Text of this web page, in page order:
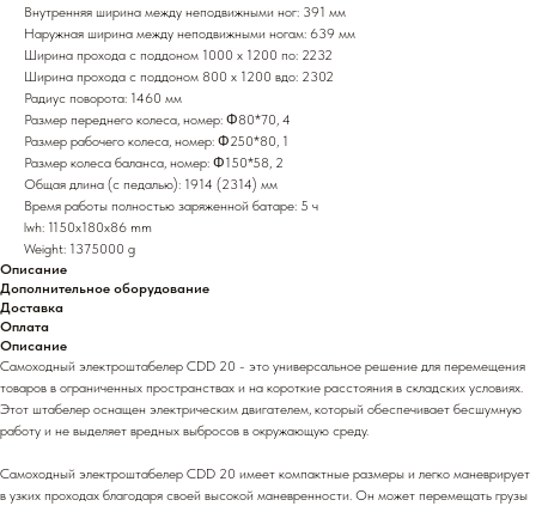
Внутренняя ширина между неподвижными ног: 391 мм
Наружная ширина между неподвижными ногам: 639 мм
Ширина прохода с поддоном 1000 x 1200 по: 2232
Ширина прохода с поддоном 800 х 1200 вдо: 2302
Радиус поворота: 1460 мм
Размер переднего колеса, номер: Φ80*70, 4
Размер рабочего колеса, номер: Φ250*80, 1
Размер колеса баланса, номер: Φ150*58, 2
Общая длина (с педалью): 1914 (2314) мм
Время работы полностью заряженной батаре: 5 ч
lwh: 1150x180x86 mm
Weight: 1375000 g
Описание
Дополнительное оборудование
Доставка
Оплата
Описание
Самоходный электроштабелер CDD 20 - это универсальное решение для перемещения
товаров в ограниченных пространствах и на короткие расстояния в складских условиях.
Этот штабелер оснащен электрическим двигателем, который обеспечивает бесшумную
работу и не выделяет вредных выбросов в окружающую среду.
Самоходный электроштабелер CDD 20 имеет компактные размеры и легко маневрирует
в узких проходах благодаря своей высокой маневренности. Он может перемещать грузы